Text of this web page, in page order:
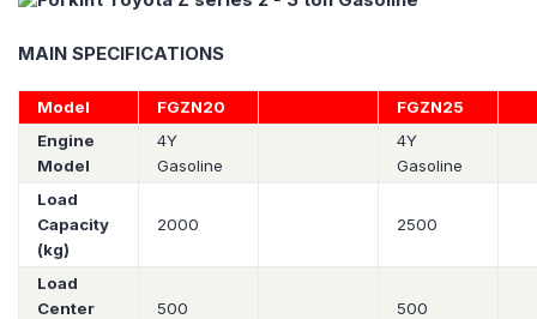
MAIN SPECIFICATIONS
Model FGZN20
FGZN25
Engine
Model
4Y
Gasoline
4Y
Gasoline
Load
Capacity
(kg)
2000 2500
Load
Center
500 500